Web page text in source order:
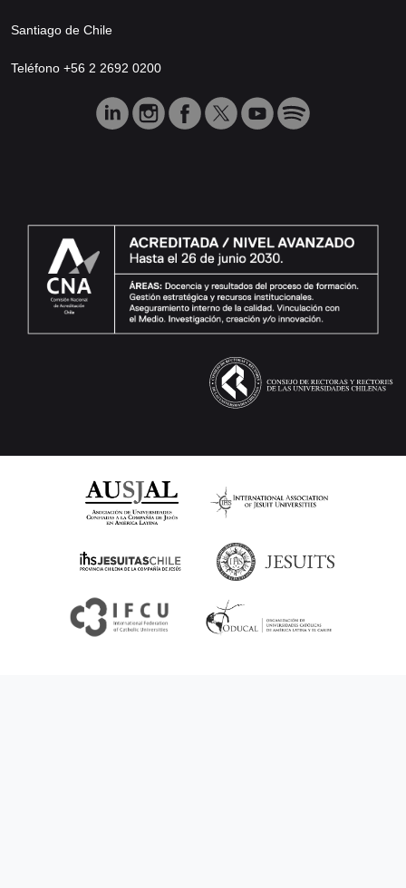
Santiago de Chile
Teléfono +56 2 2692 0200